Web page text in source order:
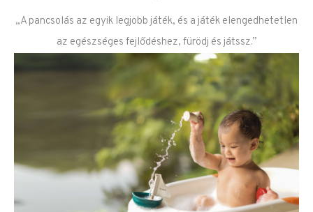
„A pancsolás az egyik legjobb játék, és a játék elengedhetetlen
az egészséges fejlődéshez, fürödj és játssz.”